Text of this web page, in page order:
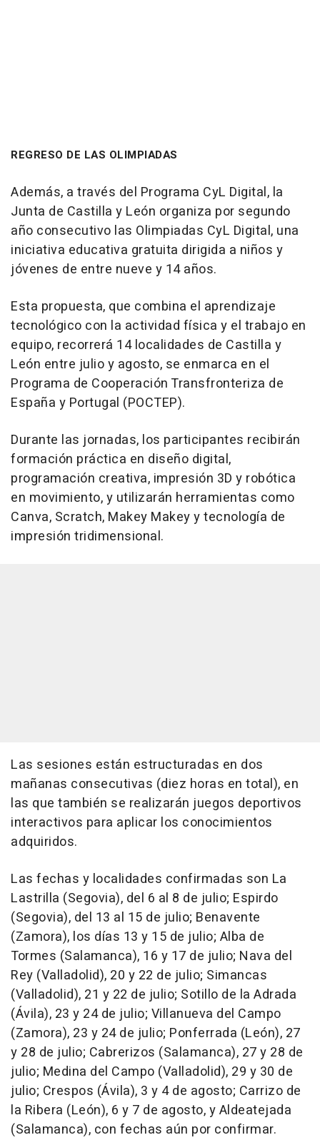
REGRESO DE LAS OLIMPIADAS
Además, a través del Programa CyL Digital, la
Junta de Castilla y León organiza por segundo
año consecutivo las Olimpiadas CyL Digital, una
iniciativa educativa gratuita dirigida a niños y
jóvenes de entre nueve y 14 años.
Esta propuesta, que combina el aprendizaje
tecnológico con la actividad física y el trabajo en
equipo, recorrerá 14 localidades de Castilla y
León entre julio y agosto, se enmarca en el
Programa de Cooperación Transfronteriza de
España y Portugal (POCTEP).
Durante las jornadas, los participantes recibirán
formación práctica en diseño digital,
programación creativa, impresión 3D y robótica
en movimiento, y utilizarán herramientas como
Canva, Scratch, Makey Makey y tecnología de
impresión tridimensional.
Las sesiones están estructuradas en dos
mañanas consecutivas (diez horas en total), en
las que también se realizarán juegos deportivos
interactivos para aplicar los conocimientos
adquiridos.
Las fechas y localidades confirmadas son La
Lastrilla (Segovia), del 6 al 8 de julio; Espirdo
(Segovia), del 13 al 15 de julio; Benavente
(Zamora), los días 13 y 15 de julio; Alba de
Tormes (Salamanca), 16 y 17 de julio; Nava del
Rey (Valladolid), 20 y 22 de julio; Simancas
(Valladolid), 21 y 22 de julio; Sotillo de la Adrada
(Ávila), 23 y 24 de julio; Villanueva del Campo
(Zamora), 23 y 24 de julio; Ponferrada (León), 27
y 28 de julio; Cabrerizos (Salamanca), 27 y 28 de
julio; Medina del Campo (Valladolid), 29 y 30 de
julio; Crespos (Ávila), 3 y 4 de agosto; Carrizo de
la Ribera (León), 6 y 7 de agosto, y Aldeatejada
(Salamanca), con fechas aún por confirmar.